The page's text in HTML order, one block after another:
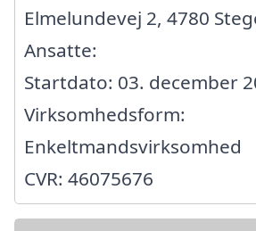
Elmelundevej 2, 4780
Ansatte:
Startdato: 03. december
Virksomhedsform:
Enkeltmandsvirksomhed
CVR: 46075676